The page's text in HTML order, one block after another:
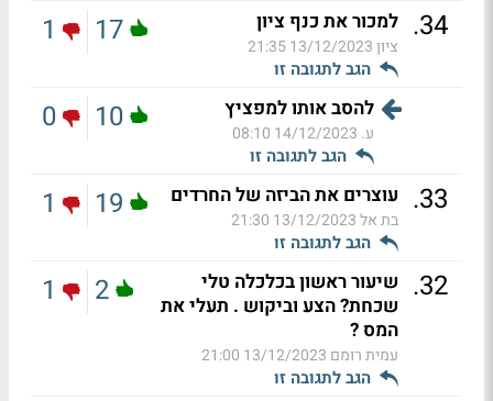
34
. למכור את כנף ציון
ציון13/12/2023 21:35
הגב לתגובה זו
17
1
להסב אותו למפציץ
ע. 14/12/2023 08:10
הגב לתגובה זו
10
0
33
. עוצרים את הביזה של החרדים
בת אל13/12/2023 21:30
הגב לתגובה זו
19
1
32
. שיעור ראשון בכלכלה טלי
שכחת? הצע וביקוש . תעלי את
המס ?
עמית רומם 13/12/2023 21:00
הגב לתגובה זו
2
1